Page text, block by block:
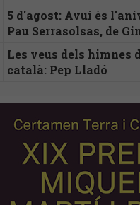
5 d'agost: Avui és
Pau Serrasolsas, de
Les veus dels himnes
català: Pep Lladó